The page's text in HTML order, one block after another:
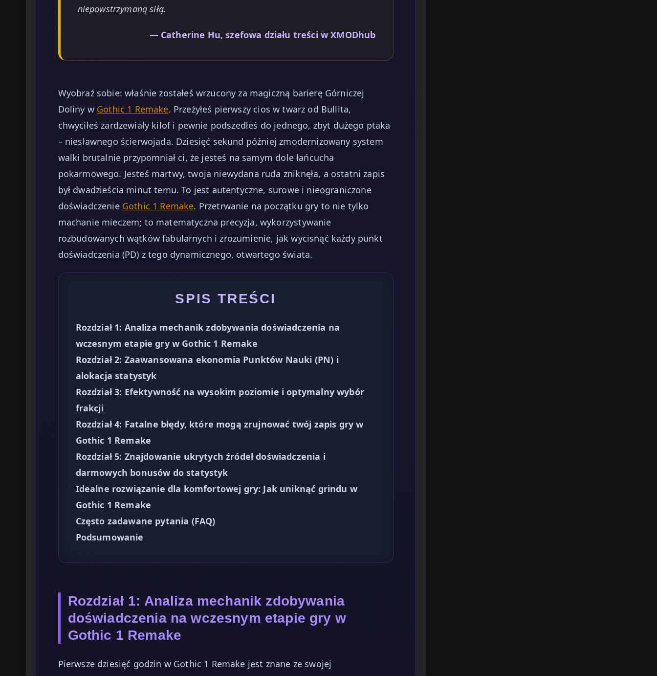
niepowstrzymaną siłą.
— Catherine Hu, szefowa działu treści w XMODhub
Wyobraź sobie: właśnie zostałeś wrzucony za magiczną barierę Górniczej
Doliny w Gothic 1 Remake. Przeżyłeś pierwszy cios w twarz od Bullita,
chwyciłeś zardzewiały kilof i pewnie podszedłeś do jednego, zbyt dużego ptaka
– niesławnego ścierwojada. Dziesięć sekund później zmodernizowany system
walki brutalnie przypomniał ci, że jesteś na samym dole łańcucha
pokarmowego. Jesteś martwy, twoja niewydana ruda zniknęła, a ostatni zapis
był dwadzieścia minut temu. To jest autentyczne, surowe i nieograniczone
doświadczenie Gothic 1 Remake. Przetrwanie na początku gry to nie tylko
machanie mieczem; to matematyczna precyzja, wykorzystywanie
rozbudowanych wątków fabularnych i zrozumienie, jak wycisnąć każdy punkt
doświadczenia (PD) z tego dynamicznego, otwartego świata.
SPIS TREŚCI
Rozdział 1: Analiza mechanik zdobywania doświadczenia na
wczesnym etapie gry w Gothic 1 Remake
Rozdział 2: Zaawansowana ekonomia Punktów Nauki (PN) i
alokacja statystyk
Rozdział 3: Efektywność na wysokim poziomie i optymalny wybór
frakcji
Rozdział 4: Fatalne błędy, które mogą zrujnować twój zapis gry w
Gothic 1 Remake
Rozdział 5: Znajdowanie ukrytych źródeł doświadczenia i
darmowych bonusów do statystyk
Idealne rozwiązanie dla komfortowej gry: Jak uniknąć grindu w
Gothic 1 Remake
Często zadawane pytania (FAQ)
Podsumowanie
Rozdział 1: Analiza mechanik zdobywania
doświadczenia na wczesnym etapie gry w
Gothic 1 Remake
Pierwsze dziesięć godzin w Gothic 1 Remake jest znane ze swojej